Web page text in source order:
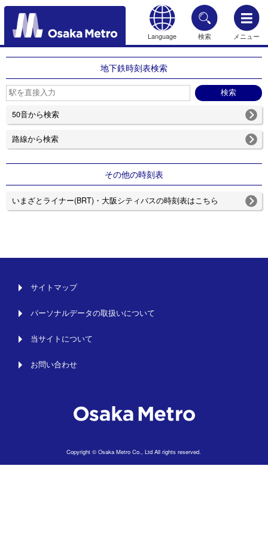
Language 検索 メニュー
もどる
地下鉄時刻表検索
50音から検索
路線から検索
その他の時刻表
いまざとライナー(BRT)・大阪シティバスの時刻表はこちら
サイトマップ
パーソナルデータの取扱いについて
当サイトについて
お問い合わせ
Copyright © Osaka Metro Co., Ltd All rights reserved.